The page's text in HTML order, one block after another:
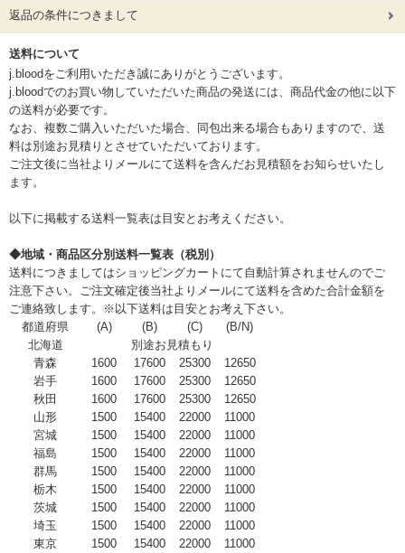
返品の条件につきまして
送料について
j.bloodをご利用いただき誠にありがとうございます。
j.bloodでのお買い物していただいた商品の発送には、商品代金の他に以下
の送料が必要です。
なお、複数ご購入いただいた場合、同包出来る場合もありますので、送
料は別途お見積りとさせていただいております。
ご注文後に当社よりメールにて送料を含んだお見積額をお知らせいたし
ます。
以下に掲載する送料一覧表は目安とお考えください。
◆地域・商品区分別送料一覧表（税別）
送料につきましてはショッピングカートにて自動計算されませんのでご
注意下さい。ご注文確定後当社よりメールにて送料を含めた合計金額を
ご連絡致します。※以下送料は目安とお考え下さい。
都道府県
(A) (B) (C)
(B/N)
北海道
別途お見積もり
青森
1600 17600 25300
12650
岩手
1600 17600 25300
12650
秋田
1600 17600 25300
12650
山形
1500 15400 22000
11000
宮城
1500 15400 22000
11000
福島
1500 15400 22000
11000
群馬
1500 15400 22000
11000
栃木
1500 15400 22000
11000
茨城
1500 15400 22000
11000
埼玉
1500 15400 22000
11000
東京
1500 15400 22000
11000